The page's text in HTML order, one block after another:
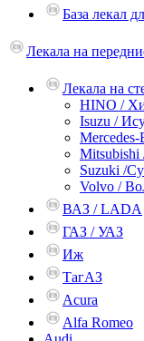
База лекал
Лекала на
Лекала на
HINO /
Isuzu /
Suzuki /
Volvo /
ВАЗ / LADA
ГАЗ / УАЗ
Иж
ТагАЗ
Acura
Alfa Romeo